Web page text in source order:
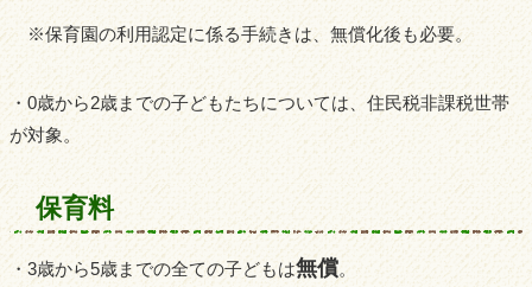
※保育園の利用認定に係る手続きは、無償化後も必要。
・0歳から2歳までの子どもたちについては、住民税非課税世帯
が対象。
保育料
・3歳から5歳までの全ての子どもは無償。